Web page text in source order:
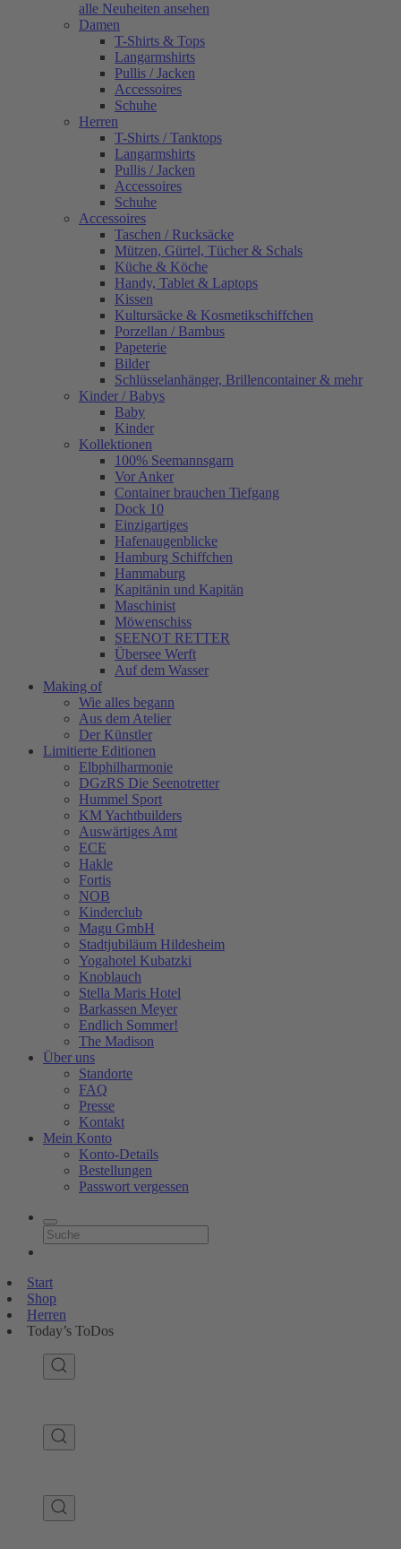
alle Neuheiten ansehen
Damen
T-Shirts & Tops
Langarmshirts
Pullis / Jacken
Accessoires
Schuhe
Herren
T-Shirts / Tanktops
Langarmshirts
Pullis / Jacken
Accessoires
Schuhe
Accessoires
Taschen / Rucksäcke
Mützen, Gürtel, Tücher & Schals
Küche & Köche
Handy, Tablet & Laptops
Kissen
Kultursäcke & Kosmetikschiffchen
Porzellan / Bambus
Papeterie
Bilder
Schlüsselanhänger, Brillencontainer & mehr
Kinder / Babys
Baby
Kinder
Kollektionen
100% Seemannsgarn
Vor Anker
Container brauchen Tiefgang
Dock 10
Einzigartiges
Hafenaugen­blicke
Hamburg Schiffchen
Hammaburg
Kapitänin und Kapitän
Maschinist
Möwenschiss
SEENOT RETTER
Übersee Werft
Auf dem Wasser
Making of
Wie alles begann
Aus dem Atelier
Der Künstler
Limitierte Editionen
Elbphilharmonie
DGzRS Die Seenotretter
Hummel Sport
KM Yachtbuilders
Auswärtiges Amt
ECE
Hakle
Fortis
NOB
Kinderclub
Magu GmbH
Stadtjubiläum Hildesheim
Yogahotel Kubatzki
Knoblauch
Stella Maris Hotel
Barkassen Meyer
Endlich Sommer!
The Madison
Über uns
Standorte
FAQ
Presse
Kontakt
Mein Konto
Konto-Details
Bestellungen
Passwort vergessen
Start
Shop
Herren
Today’s ToDos